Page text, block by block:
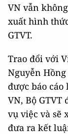
VN vẫn
xuất hình
GTVT.
Trao đổi với
Nguyễn
được báo
VN, Bộ
vụ việc và sẽ
đưa ra kết